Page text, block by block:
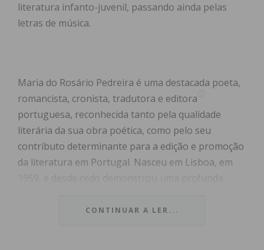
literatura infanto-juvenil, passando ainda pelas
letras de música.
Maria do Rosário Pedreira é uma destacada poeta,
romancista, cronista, tradutora e editora
portuguesa, reconhecida tanto pela qualidade
literária da sua obra poética, como pelo seu
contributo determinante para a edição e promoção
da literatura em Portugal. Nasceu em Lisboa, em
uma carreira multifacetada que a coloca entre as
CONTINUAR A LER...